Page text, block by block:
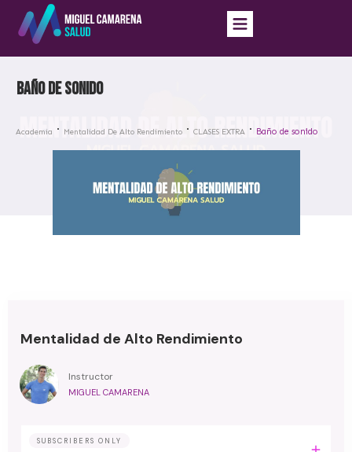
Baño de sonido
Academia Mentalidad De Alto Rendimiento CLASES EXTRA Baño de sonido
Mentalidad de Alto Rendimiento
Instructor
MIGUEL CAMARENA
SUBSCRIBERS ONLY